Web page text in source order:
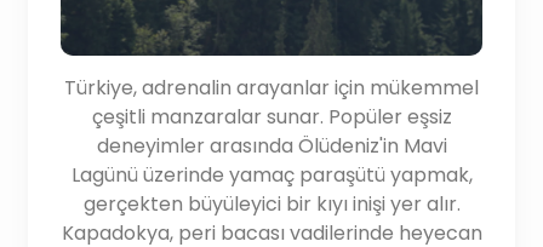
Türkiye, adrenalin arayanlar için mükemmel
çeşitli manzaralar sunar. Popüler eşsiz
deneyimler arasında Ölüdeniz'in Mavi
Lagünü üzerinde yamaç paraşütü yapmak,
gerçekten büyüleyici bir kıyı inişi yer alır.
Kapadokya, peri bacası vadilerinde heyecan